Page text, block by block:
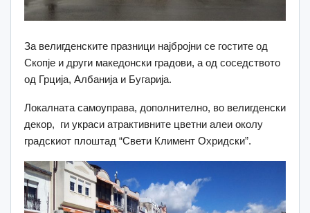
За велигденските празници најбројни се гостите од
Скопје и други македонски градови, а од соседството
од Грција, Албанија и Бугарија.
Локалната самоуправа, дополнително, во велигденски
декор, ги украси атрактивните цветни алеи околу
градскиот плоштад “Свети Климент Охридски”.